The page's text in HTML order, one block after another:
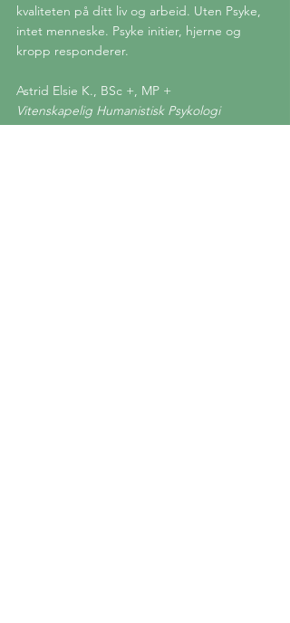
kvaliteten på ditt liv og arbeid. Uten Psyke,
intet menneske. Psyke initier, hjerne og
kropp responderer.
Astrid Elsie K., BSc +, MP +
Vitenskapelig Humanistisk Psykologi
Naturvitenskapelig Psykologi